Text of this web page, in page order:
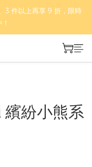
商品 8 折，滿三件享75
3 件以上再享 9 折，限時
66 折、4 件 55 折！
紛小熊系